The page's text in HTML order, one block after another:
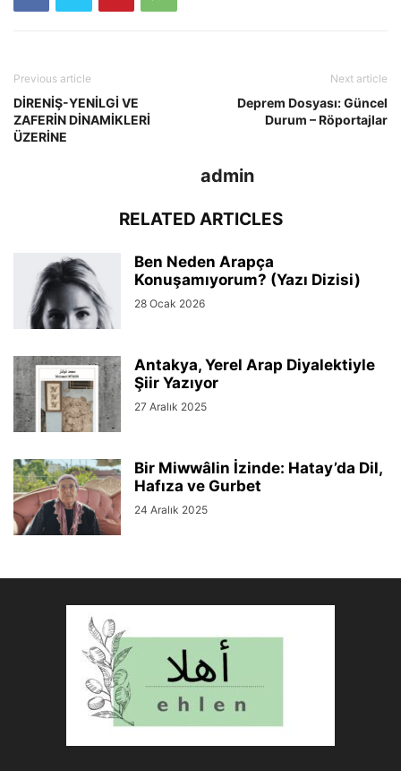
Previous article
DİRENİŞ-YENİLGİ VE
ZAFERİN DİNAMİKLERİ
ÜZERİNE
Next article
Deprem Dosyası: Güncel
Durum – Röportajlar
admin
RELATED ARTICLES
Ben Neden Arapça
Konuşamıyorum? (Yazı Dizisi)
28 Ocak 2026
Antakya, Yerel Arap Diyalektiyle
Şiir Yazıyor
27 Aralık 2025
Bir Miwwâlin İzinde: Hatay’da Dil,
Hafıza ve Gurbet
24 Aralık 2025